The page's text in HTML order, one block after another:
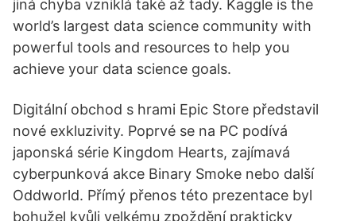
jiná chyba vzniklá také až tady. Kaggle is the
world’s largest data science community with
powerful tools and resources to help you
achieve your data science goals.
Digitální obchod s hrami Epic Store představil
nové exkluzivity. Poprvé se na PC podívá
japonská série Kingdom Hearts, zajímavá
cyberpunková akce Binary Smoke nebo další
Oddworld. Přímý přenos této prezentace byl
bohužel kvůli velkému zpoždění prakticky